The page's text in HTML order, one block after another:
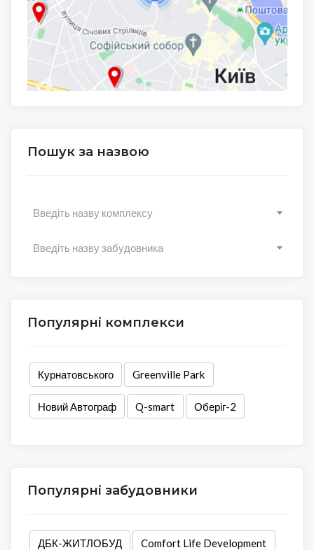
Пошук за назвою
Введіть назву комплексу
Введіть назву забудовника
Популярні комплекси
Курнатовського Greenville Park
Новий Автограф Q-smart Оберіг-2
Популярні забудовники
ДБК-ЖИТЛОБУД Comfort Life Development